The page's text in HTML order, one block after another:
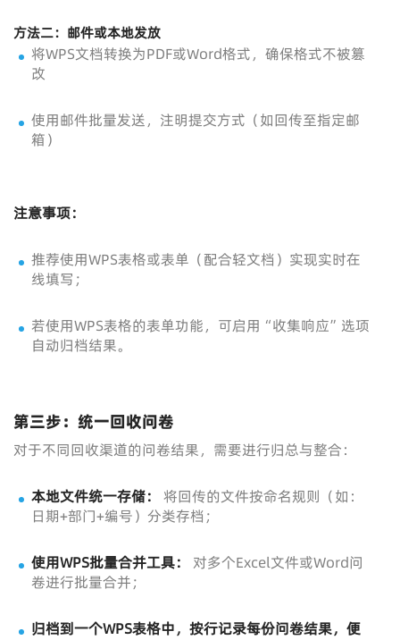
方法二：邮件或本地发放
将WPS文档转换为PDF或Word格式，确保格式不被篡
改
使用邮件批量发送，注明提交方式（如回传至指定邮
箱）
注意事项：
推荐使用WPS表格或表单（配合轻文档）实现实时在
线填写；
若使用WPS表格的表单功能，可启用“收集响应”选项
自动归档结果。
第三步：统一回收问卷
对于不同回收渠道的问卷结果，需要进行归总与整合：
本地文件统一存储：
将回传的文件按命名规则（如：
日期+部门+编号）分类存档；
使用WPS批量合并工具：
对多个Excel文件或Word问
卷进行批量合并；
归档到一个WPS表格中，按行记录每份问卷结果，便